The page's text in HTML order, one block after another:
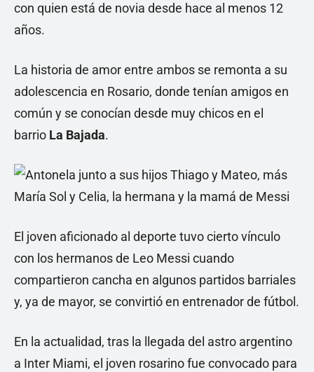
con quien está de novia desde hace al menos 12
años.
La historia de amor entre ambos se remonta a su
adolescencia en Rosario, donde tenían amigos en
común y se conocían desde muy chicos en el
barrio La Bajada.
El joven aficionado al deporte tuvo cierto vínculo
con los hermanos de Leo Messi cuando
compartieron cancha en algunos partidos barriales
y, ya de mayor, se convirtió en entrenador de fútbol.
En la actualidad, tras la llegada del astro argentino
a Inter Miami, el joven rosarino fue convocado para